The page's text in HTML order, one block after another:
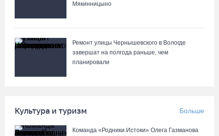
Неизвестный мужчина погиб в подожженном в Вологодской
области магазине
На Вологодчине подвели итоги XII областной Спартакиады
Манты, речные прогулки и концерты музыкантов ждут гостей на
Дне города Тотьмы
Мякинницыно
Ремонт улицы Чернышевского в Вологде
завершат на полгода раньше, чем
планировали
Культура и туризм Больше
Команда «Родники.Истоки» Олега Газманова